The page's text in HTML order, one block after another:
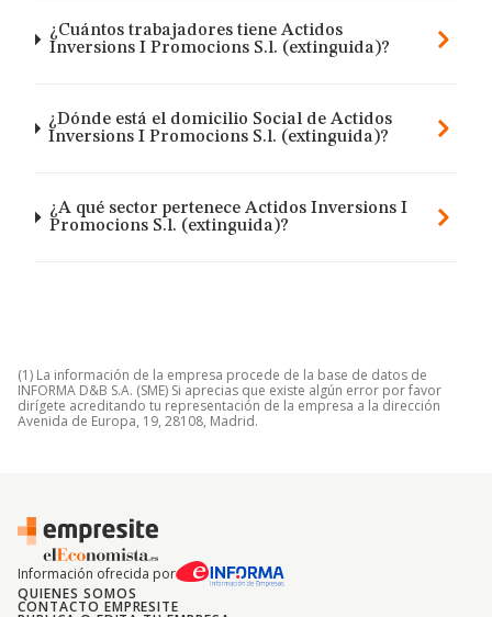
¿Cuántos trabajadores tiene Actidos
Inversions I Promocions S.l. (extinguida)?
¿Dónde está el domicilio Social de Actidos
Inversions I Promocions S.l. (extinguida)?
¿A qué sector pertenece Actidos Inversions I
Promocions S.l. (extinguida)?
(1) La información de la empresa procede de la base de datos de
INFORMA D&B S.A. (SME) Si aprecias que existe algún error por favor
dirígete acreditando tu representación de la empresa a la dirección
Avenida de Europa, 19, 28108, Madrid.
Información ofrecida por
QUIENES SOMOS
CONTACTO EMPRESITE